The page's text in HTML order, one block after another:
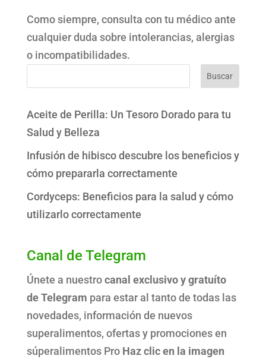
Como siempre, consulta con tu médico ante
cualquier duda sobre intolerancias, alergias
o incompatibilidades.
Buscar
Aceite de Perilla: Un Tesoro Dorado para tu
Salud y Belleza
Infusión de hibisco descubre los beneficios y
cómo prepararla correctamente
Cordyceps: Beneficios para la salud y cómo
utilizarlo correctamente
Canal de Telegram
Únete a nuestrocanal exclusivo y gratuíto
de Telegram para estar al tanto de todas las
novedades, información de nuevos
superalimentos, ofertas y promociones en
súperalimentos Pro Haz clic en la imagen